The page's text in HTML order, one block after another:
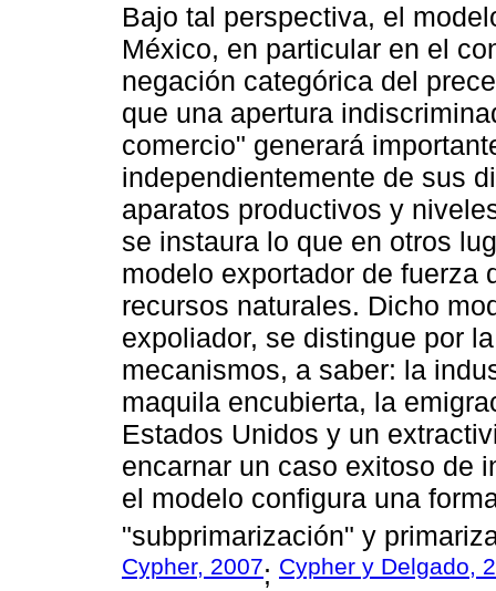
Bajo tal perspectiva, el
México, en particular en el
negación categórica del
que una apertura
comercio" generará
independientemente de sus
aparatos productivos y
se instaura lo que en otros
modelo exportador de fuerza
recursos naturales. Dicho
expoliador, se distingue por
mecanismos, a saber: la
maquila encubierta, la
Estados Unidos y un
encarnar un caso exitoso de
el modelo configura una
"subprimarización" y
Cypher, 2007; Cypher y Delgado,